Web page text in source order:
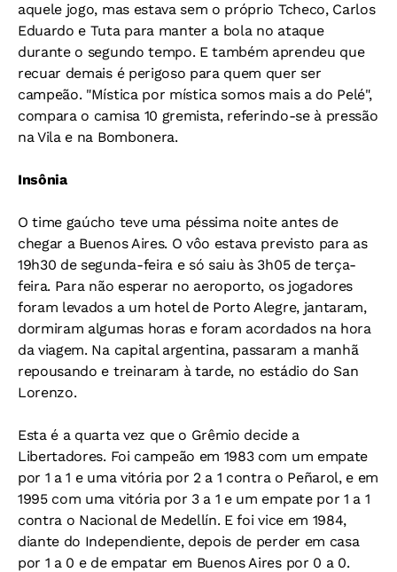
aquele jogo, mas estava sem o próprio Tcheco, Carlos
Eduardo e Tuta para manter a bola no ataque
durante o segundo tempo. E também aprendeu que
recuar demais é perigoso para quem quer ser
campeão. "Mística por mística somos mais a do Pelé",
compara o camisa 10 gremista, referindo-se à pressão
na Vila e na Bombonera.
Insônia
O time gaúcho teve uma péssima noite antes de
chegar a Buenos Aires. O vôo estava previsto para as
19h30 de segunda-feira e só saiu às 3h05 de terça-
feira. Para não esperar no aeroporto, os jogadores
foram levados a um hotel de Porto Alegre, jantaram,
dormiram algumas horas e foram acordados na hora
da viagem. Na capital argentina, passaram a manhã
repousando e treinaram à tarde, no estádio do San
Lorenzo.
Esta é a quarta vez que o Grêmio decide a
Libertadores. Foi campeão em 1983 com um empate
por 1 a 1 e uma vitória por 2 a 1 contra o Peñarol, e em
1995 com uma vitória por 3 a 1 e um empate por 1 a 1
contra o Nacional de Medellín. E foi vice em 1984,
diante do Independiente, depois de perder em casa
por 1 a 0 e de empatar em Buenos Aires por 0 a 0.